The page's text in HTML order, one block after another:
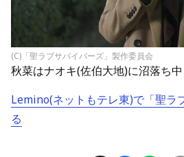
(C)「聖ラブサバイバーズ」製作委員会
秋菜はナオキ(佐伯大地)に沼落ち中
Lemino(ネットもテレ東)で「聖ラ
る